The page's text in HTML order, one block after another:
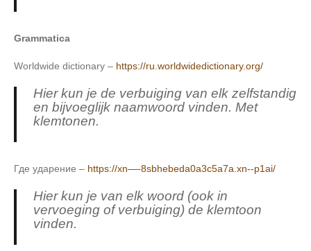
Grammatica
Worldwide dictionary – https://ru.worldwidedictionary.org/
Hier kun je de verbuiging van elk zelfstandig
en bijvoeglijk naamwoord vinden. Met
klemtonen.
Где ударение – https://xn—-8sbhebeda0a3c5a7a.xn--p1ai/
Hier kun je van elk woord (ook in
vervoeging of verbuiging) de klemtoon
vinden.